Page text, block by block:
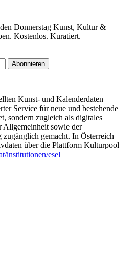
Donnerstag Kunst, Kultur &
Kostenlos. Kuratiert.
Abonnieren
Kunst- und Kalenderdaten
Service für neue und bestehende
sondern zugleich als digitales
Allgemeinheit sowie der
gemacht. In Österreich
über die Plattform Kulturpool
institutionen/esel